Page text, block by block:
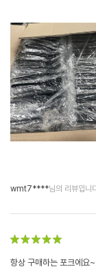
wmt7****님의 리뷰입니
항상 구매하는 포크에요